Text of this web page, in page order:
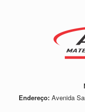
Endereço: Avenida